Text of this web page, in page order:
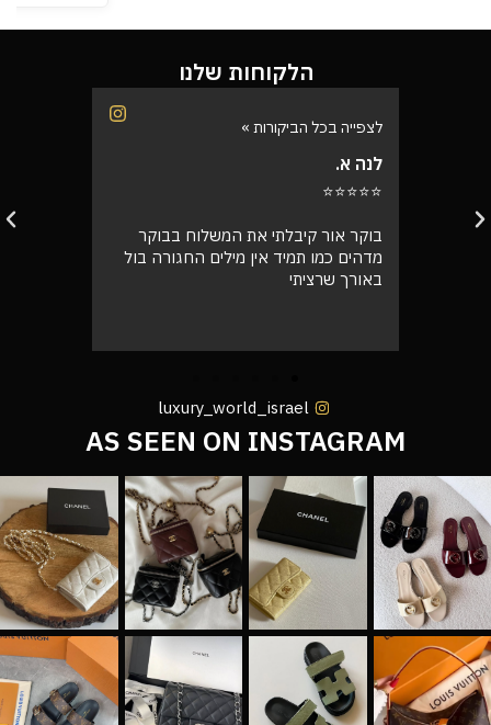
הלקוחות שלנו
לצפייה בכל הביקורות »
רינת י.
⭐⭐⭐⭐⭐
קיבלתי את התיק, מדהים! אין ספק
שמצאתי את החנות שלי שירות מעל הכל
אצלי, ושלא נדבר על התיק המעלף הזה.
luxury_world_israel
AS SEEN ON INSTAGRAM